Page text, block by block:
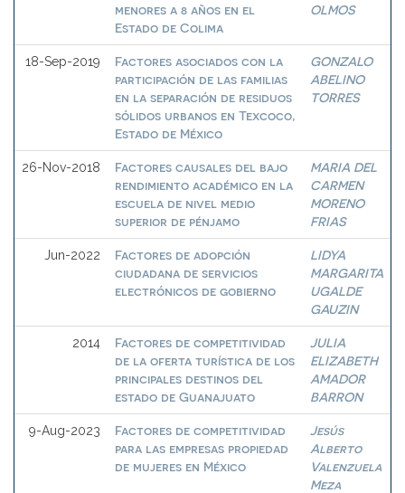
menores a 8 años en el
Estado de Colima
OLMOS
18-Sep-2019
Factores asociados con la
participación de las familias
en la separación de residuos
sólidos urbanos en Texcoco,
Estado de México
GONZALO
ABELINO
TORRES
26-Nov-2018
Factores causales del bajo
rendimiento académico en la
escuela de nivel medio
superior de pénjamo
MARIA DEL
CARMEN
MORENO
FRIAS
Jun-2022
Factores de adopción
ciudadana de servicios
electrónicos de gobierno
LIDYA
MARGARITA
UGALDE
GAUZIN
2014
Factores de competitividad
de la oferta turística de los
principales destinos del
estado de Guanajuato
JULIA
ELIZABETH
AMADOR
BARRON
9-Aug-2023
Factores de competitividad
para las empresas propiedad
de mujeres en México
Jesús
Alberto
Valenzuela
Meza